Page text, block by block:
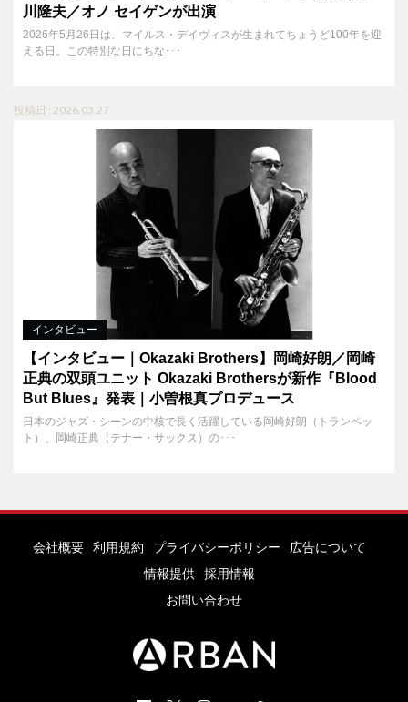
川隆夫／オノ セイゲンが出演
2026年5月26日は、マイルス・デイヴィスが生まれてちょうど100年を迎
える日。この特別な日にちな･･･
投稿日 : 2026.03.27
インタビュー
【インタビュー｜Okazaki Brothers】岡崎好朗／岡崎
正典の双頭ユニット Okazaki Brothersが新作『Blood
But Blues』発表｜小曽根真プロデュース
日本のジャズ・シーンの中核で長く活躍している岡崎好朗（トランペッ
ト）、岡崎正典（テナー・サックス）の･･･
会社概要 利用規約 プライバシーポリシー
広告について
情報提供
採用情報
お問い合わせ